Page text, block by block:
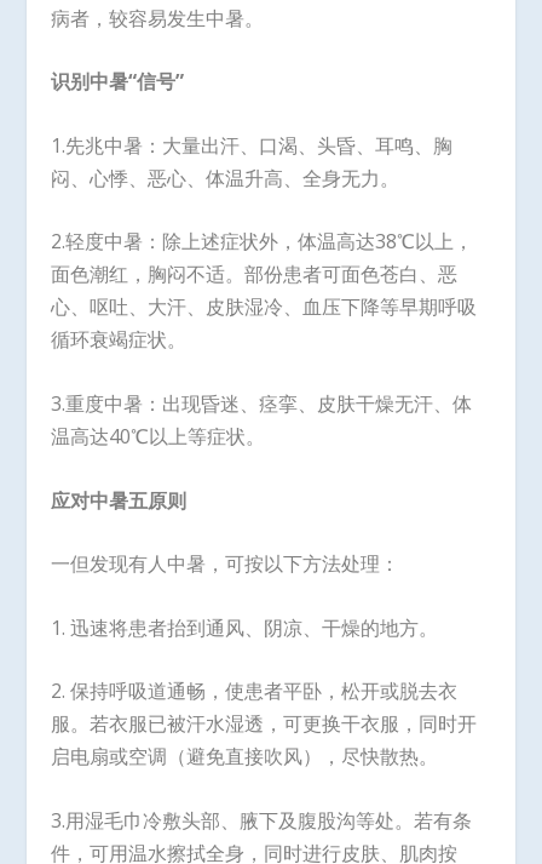
病者，较容易发生中暑。
识别中暑“信号”
1.先兆中暑：大量出汗、口渴、头昏、耳鸣、胸
闷、心悸、恶心、体温升高、全身无力。
2.轻度中暑：除上述症状外，体温高达38℃以上，
面色潮红，胸闷不适。部份患者可面色苍白、恶
心、呕吐、大汗、皮肤湿冷、血压下降等早期呼吸
循环衰竭症状。
3.重度中暑：出现昏迷、痉挛、皮肤干燥无汗、体
温高达40℃以上等症状。
应对中暑五原则
一但发现有人中暑，可按以下方法处理：
1. 迅速将患者抬到通风、阴凉、干燥的地方。
2. 保持呼吸道通畅，使患者平卧，松开或脱去衣
服。若衣服已被汗水湿透，可更换干衣服，同时开
启电扇或空调（避免直接吹风），尽快散热。
3.用湿毛巾冷敷头部、腋下及腹股沟等处。若有条
件，可用温水擦拭全身，同时进行皮肤、肌肉按